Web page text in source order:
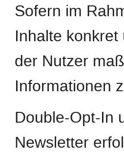
Sofern im
Inhalte
der Nutzer
Informationen
Double-Opt-In
Newsletter